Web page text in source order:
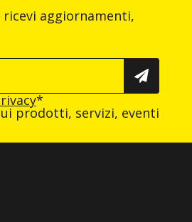
aggiornamenti,
*
prodotti, servizi, eventi